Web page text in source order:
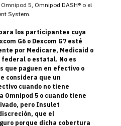
5, Omnipod DASH® o el
System.
los participantes cuya
G6 o Dexcom G7 esté
por Medicare, Medicaid o
o estatal. No es
paguen en efectivo o
considera que un
cuando no tiene
Omnipod 5 o cuando tiene
pero Insulet
que el
porque dicha cobertura